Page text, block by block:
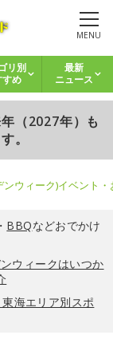
MENU
リ別
すめ
最新
ニュース
（2027年）も
。
ンウィーク)イベント
・ BBQなどおでかけ
ウィークはいつか
海エリア別スポ